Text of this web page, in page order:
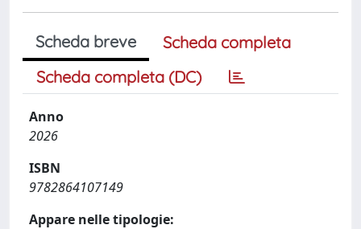
Scheda breve
Scheda completa
Scheda completa (DC)
Anno
2026
ISBN
9782864107149
Appare nelle tipologie: